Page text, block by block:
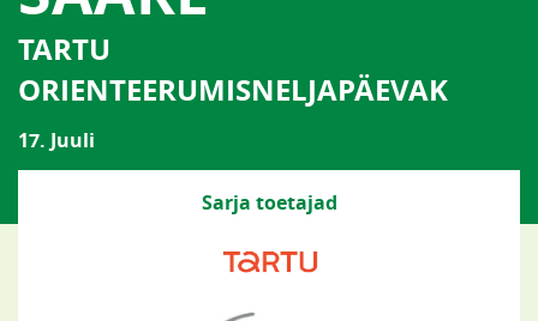
TARTU
ORIENTEERUMISNELJAPÄEVAK
17. Juuli
Sarja toetajad